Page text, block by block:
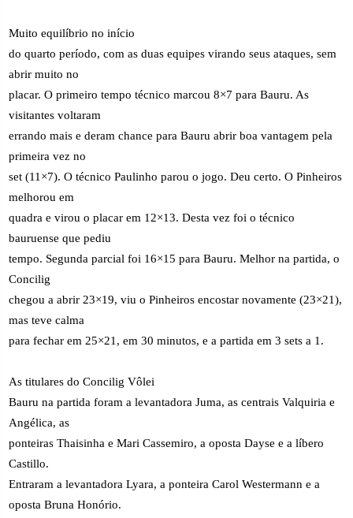
Muito equilíbrio no início
do quarto período, com as duas equipes virando seus ataques, sem
abrir muito no
placar. O primeiro tempo técnico marcou 8×7 para Bauru. As
visitantes voltaram
errando mais e deram chance para Bauru abrir boa vantagem pela
primeira vez no
set (11×7). O técnico Paulinho parou o jogo. Deu certo. O Pinheiros
melhorou em
quadra e virou o placar em 12×13. Desta vez foi o técnico
bauruense que pediu
tempo. Segunda parcial foi 16×15 para Bauru. Melhor na partida, o
Concilig
chegou a abrir 23×19, viu o Pinheiros encostar novamente (23×21),
mas teve calma
para fechar em 25×21, em 30 minutos, e a partida em 3 sets a 1.
As titulares do Concilig Vôlei
Bauru na partida foram a levantadora Juma, as centrais Valquiria e
Angélica, as
ponteiras Thaisinha e Mari Cassemiro, a oposta Dayse e a líbero
Castillo.
Entraram a levantadora Lyara, a ponteira Carol Westermann e a
oposta Bruna Honório.